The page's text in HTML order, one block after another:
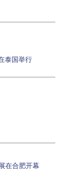
泰国举行
在合肥开幕